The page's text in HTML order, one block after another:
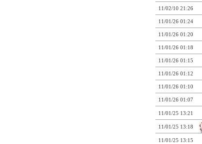
11/02/10 21:26
11/01/26 01:24
11/01/26 01:20
11/01/26 01:18
11/01/26 01:15
11/01/26 01:12
11/01/26 01:10
11/01/26 01:07
11/01/25 13:21
11/01/25 13:18
11/01/25 13:15